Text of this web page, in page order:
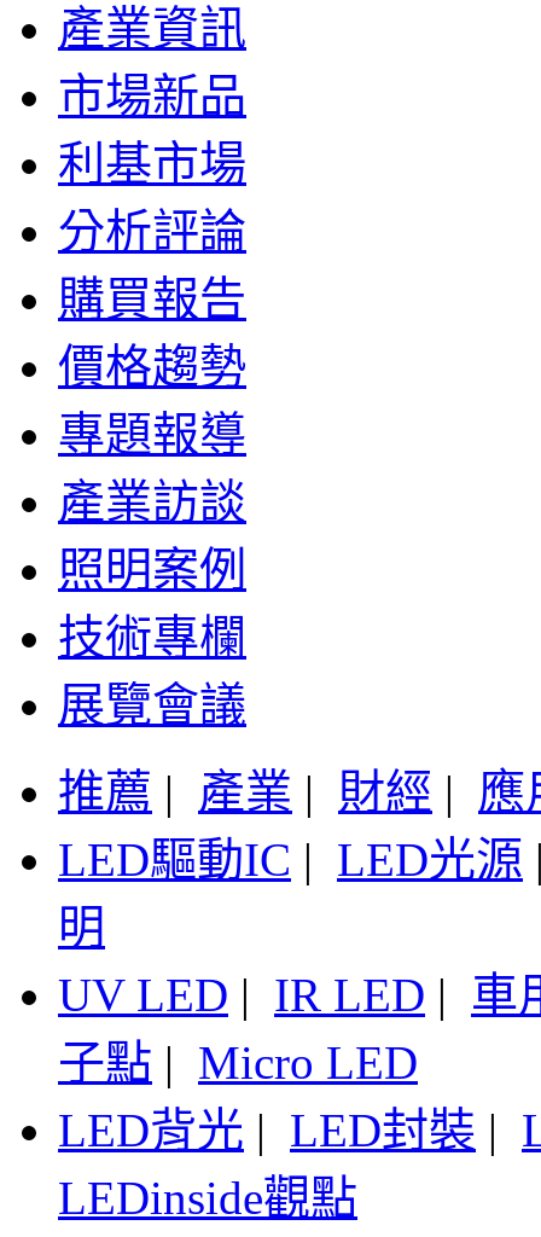
產業資訊
市場新品
利基市場
分析評論
購買報告
價格趨勢
專題報導
產業訪談
照明案例
技術專欄
展覽會議
推薦 | 產業 | 財經 | 應
LED驅動IC | LED光源
明
UV LED | IR LED | 車
子點 | Micro LED
LED背光 | LED封裝 |
LEDinside觀點